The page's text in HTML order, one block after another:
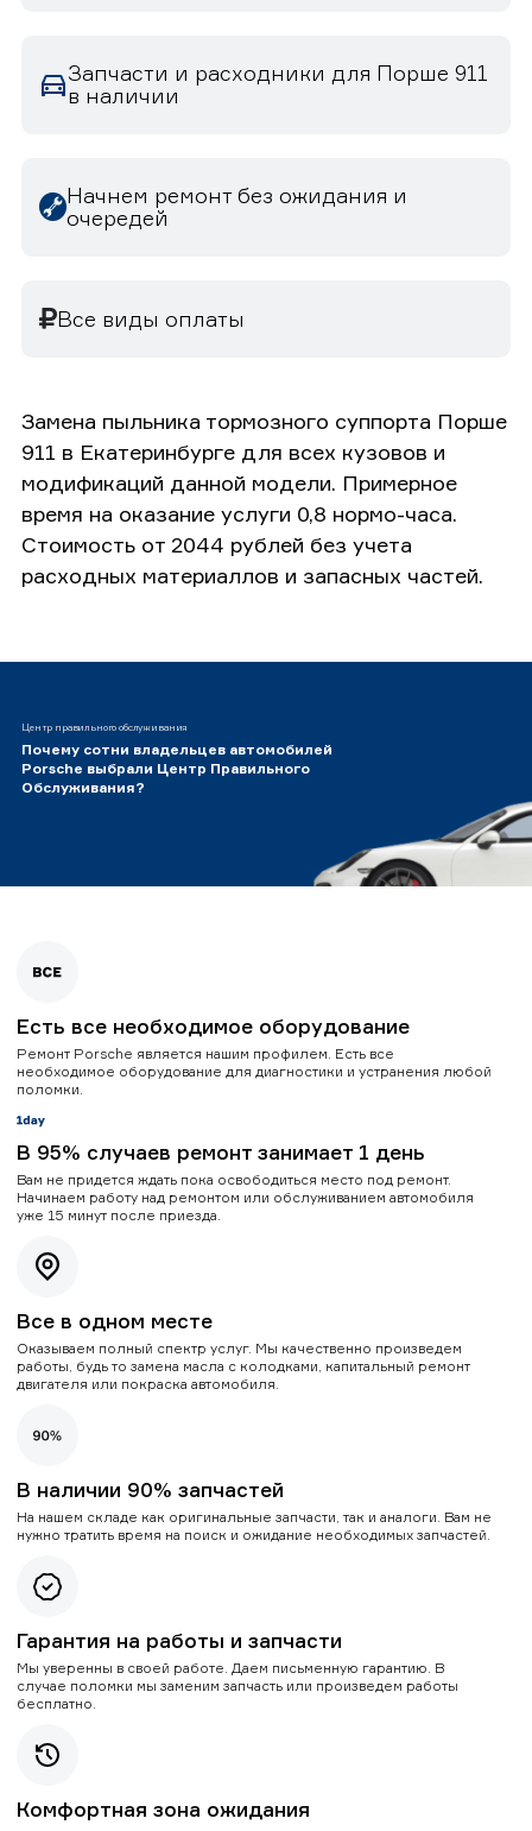
Запчасти и расходники для Порше 911
в наличии
Начнем ремонт без ожидания и
очередей
Все виды оплаты
Замена пыльника тормозного суппорта Порше
911 в Екатеринбурге для всех кузовов и
модификаций данной модели. Примерное
время на оказание услуги 0,8 нормо-часа.
Стоимость от 2044 рублей без учета
расходных материаллов и запасных частей.
Центр правильного обслуживания
Почему сотни владельцев автомобилей
Porsche выбрали Центр Правильного
Обслуживания?
Есть все необходимое оборудование
Ремонт Porsche является нашим профилем. Есть все
необходимое оборудование для диагностики и устранения любой
поломки.
В 95% случаев ремонт занимает 1 день
Вам не придется ждать пока освободиться место под ремонт.
Начинаем работу над ремонтом или обслуживанием автомобиля
уже 15 минут после приезда.
Все в одном месте
Оказываем полный спектр услуг. Мы качественно произведем
работы, будь то замена масла с колодками, капитальный ремонт
двигателя или покраска автомобиля.
В наличии 90% запчастей
На нашем складе как оригинальные запчасти, так и аналоги. Вам не
нужно тратить время на поиск и ожидание необходимых запчастей.
Гарантия на работы и запчасти
Мы уверенны в своей работе. Даем письменную гарантию. В
случае поломки мы заменим запчасть или произведем работы
бесплатно.
Комфортная зона ожидания